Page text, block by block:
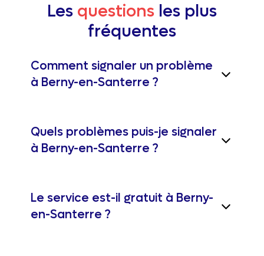
Les questions les plus
fréquentes
Comment signaler un problème
à Berny-en-Santerre ?
Quels problèmes puis-je signaler
à Berny-en-Santerre ?
Le service est-il gratuit à Berny-
en-Santerre ?